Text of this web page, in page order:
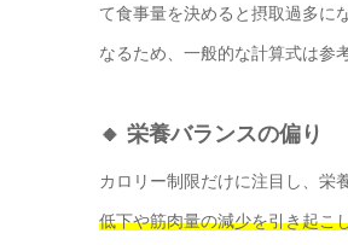
て食事量を決めると摂取過多に
なるため、一般的な計算式は参
🔸 栄養バランスの偏り
カロリー制限だけに注目し、栄
低下や筋肉量の減少を引き起こ